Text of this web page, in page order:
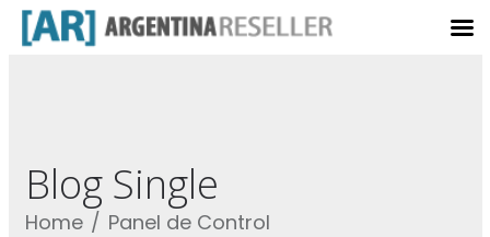
Blog Single
Home
Panel de Control